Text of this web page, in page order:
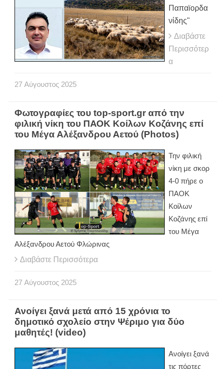
Παπαϊορδα
νίδης"
Διαβάστε
Περισσότερ
α
27 Αύγουστος 2025
Φωτογραφίες του top-sport.gr από την
φιλική νίκη του ΠΑΟΚ Κοίλων Κοζάνης επί
του Μέγα Αλέξανδρου Αετού (Photos)
Την φιλική
νίκη με σκορ
4-0 πήρε ο
ΠΑΟΚ
Κοίλων
Κοζάνης επί
του Μέγα
Αλέξανδρου Αετού Φλώρινας
Διαβάστε Περισσότερα
27 Αύγουστος 2025
Ανοίγει ξανά μετά από 15 χρόνια το
δημοτικό σχολείο στην Ψέριμο για δύο
μαθητές! (video)
Ανοίγει ξανά
τις πόρτες